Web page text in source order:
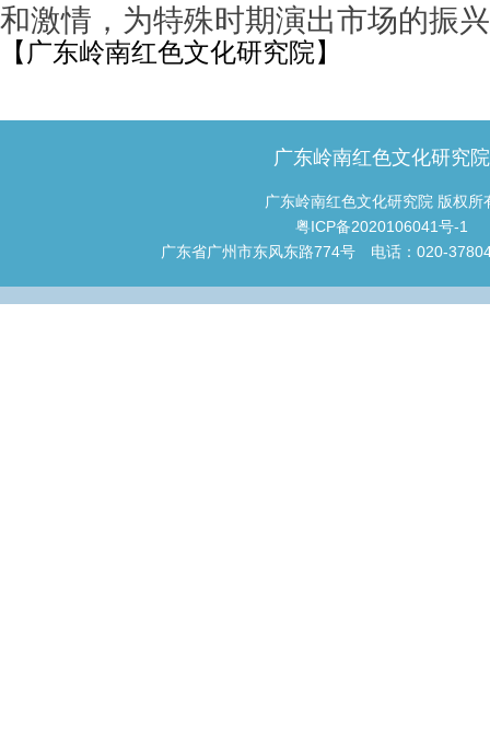
和激情，为特殊时期演出市场的振
【广东岭南红色文化研究院】
广东岭南红色文化研究院
广东岭南红色文化研究院 版权所
粤ICP备2020106041号-1
广东省广州市东风东路774号 电话：020-